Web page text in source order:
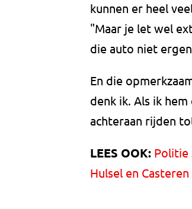
kunnen er heel
"Maar je let wel
die auto niet
En die
denk ik. Als ik
achteraan rijden
LEES OOK: Politie
Hulsel en Casteren